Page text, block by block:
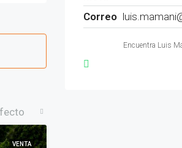
VENTA
Correo
Encuentra Luis